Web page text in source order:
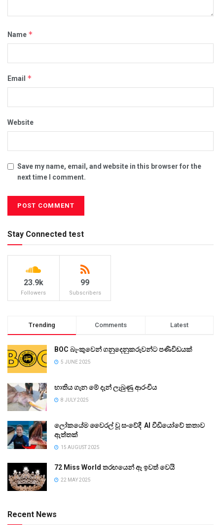
Name *
Email *
Website
Save my name, email, and website in this browser for the
next time I comment.
Stay Connected test
23.9k
Followers
99
Subscribers
Trending Comments Latest
BOC බැංකුවෙන් ගනුදෙනුකරුවන්ට පණිවිඩයක්
5 JUNE 2025
භාතිය ගැන මේ දැන් ලැබුණු ආරංචිය
8 JULY 2025
ලෝකයේම වෛරල් වූ සංවේදී AI වීඩියෝවේ කතාව
ඇත්තක්
15 AUGUST 2025
72 Miss World තරඟයෙන් ඈ ඉවත් වෙයි
22 MAY 2025
Recent News